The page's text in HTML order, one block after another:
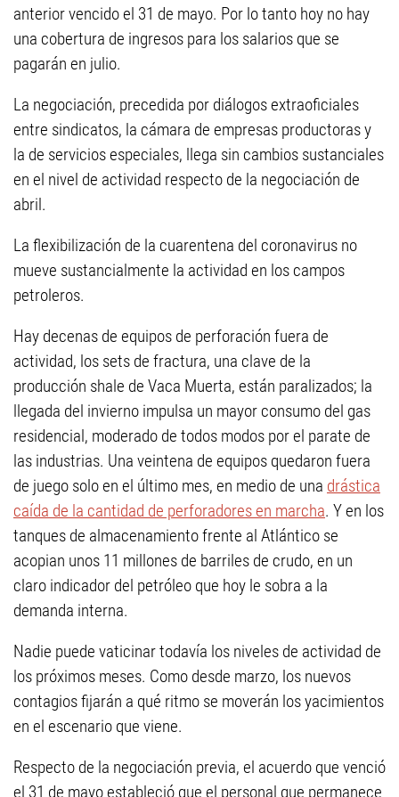
anterior vencido el 31 de mayo. Por lo tanto hoy no hay
una cobertura de ingresos para los salarios que se
pagarán en julio.
La negociación, precedida por diálogos extraoficiales
entre sindicatos, la cámara de empresas productoras y
la de servicios especiales, llega sin cambios sustanciales
en el nivel de actividad respecto de la negociación de
abril.
La flexibilización de la cuarentena del coronavirus no
mueve sustancialmente la actividad en los campos
petroleros.
Hay decenas de equipos de perforación fuera de
actividad, los sets de fractura, una clave de la
producción shale de Vaca Muerta, están paralizados; la
llegada del invierno impulsa un mayor consumo del gas
residencial, moderado de todos modos por el parate de
las industrias. Una veintena de equipos quedaron fuera
de juego solo en el último mes, en medio de una drástica
caída de la cantidad de perforadores en marcha. Y en los
tanques de almacenamiento frente al Atlántico se
acopian unos 11 millones de barriles de crudo, en un
claro indicador del petróleo que hoy le sobra a la
demanda interna.
Nadie puede vaticinar todavía los niveles de actividad de
los próximos meses. Como desde marzo, los nuevos
contagios fijarán a qué ritmo se moverán los yacimientos
en el escenario que viene.
Respecto de la negociación previa, el acuerdo que venció
el 31 de mayo estableció que el personal que permanece